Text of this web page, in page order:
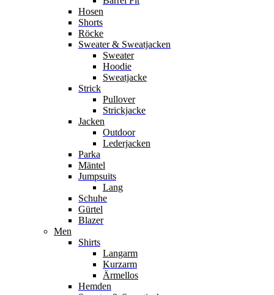
Hosen
Shorts
Röcke
Sweater & Sweatjacken
Sweater
Hoodie
Sweatjacke
Strick
Pullover
Strickjacke
Jacken
Outdoor
Lederjacken
Parka
Mäntel
Jumpsuits
Lang
Schuhe
Gürtel
Blazer
Men
Shirts
Langarm
Kurzarm
Ärmellos
Hemden